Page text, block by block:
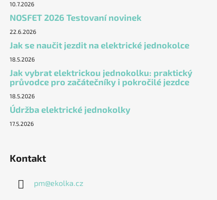
10.7.2026
NOSFET 2026 Testovaní novinek
22.6.2026
Jak se naučit jezdit na elektrické jednokolce
18.5.2026
Jak vybrat elektrickou jednokolku: praktický
průvodce pro začátečníky i pokročilé jezdce
18.5.2026
Údržba elektrické jednokolky
17.5.2026
Kontakt
pm@ekolka.cz